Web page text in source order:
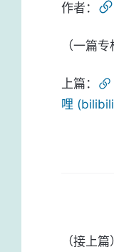
作者：
（一篇
上篇：
哩
（接上篇